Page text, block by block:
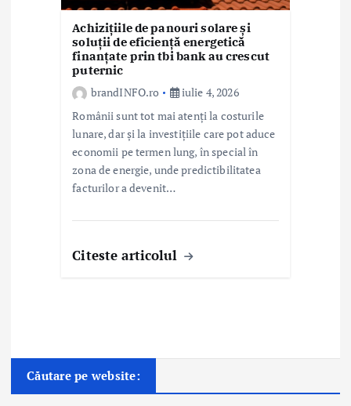
Achizițiile de panouri solare și
soluții de eficiență energetică
finanțate prin tbi bank au crescut
puternic
brandINFO.ro
iulie 4, 2026
Românii sunt tot mai atenți la costurile
lunare, dar și la investițiile care pot aduce
economii pe termen lung, în special în
zona de energie, unde predictibilitatea
facturilor a devenit…
Citeste articolul
Căutare pe website: